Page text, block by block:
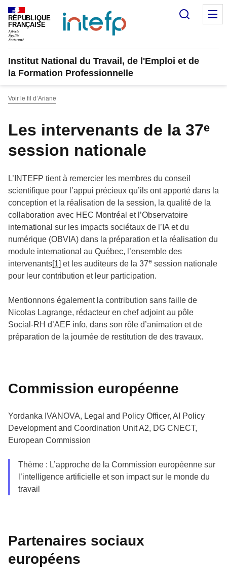
Panneau de gestion des cookies
RÉPUBLIQUE
FRANÇAISE
Institut National du Travail, de l'Emploi et de
la Formation Professionnelle
Voir le fil d’Ariane
Les intervenants de la 37ᵉ
session nationale
L’INTEFP tient à remercier les membres du conseil
scientifique pour l’appui précieux qu’ils ont apporté dans la
conception et la réalisation de la session, la qualité de la
collaboration avec HEC Montréal et l’Observatoire
international sur les impacts sociétaux de l’IA et du
numérique (OBVIA) dans la préparation et la réalisation du
module international au Québec, l’ensemble des
intervenants[1] et les auditeurs de la 37e session nationale
pour leur contribution et leur participation.
Mentionnons également la contribution sans faille de
Nicolas Lagrange, rédacteur en chef adjoint au pôle
Social-RH d’AEF info, dans son rôle d’animation et de
préparation de la journée de restitution de des travaux.
Commission européenne
Yordanka IVANOVA, Legal and Policy Officer, AI Policy
Development and Coordination Unit A2, DG CNECT,
European Commission
Thème : L’approche de la Commission européenne sur
l’intelligence artificielle et son impact sur le monde du
travail
Partenaires sociaux
européens